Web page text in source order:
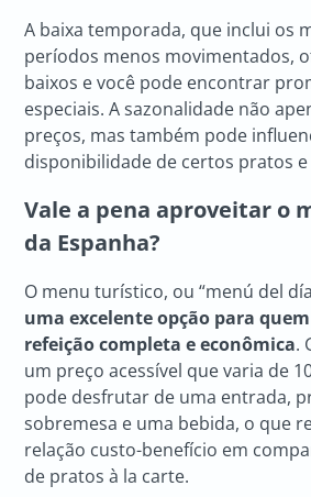
A baixa temporada, que inclui os
períodos menos movimentados,
baixos e você pode encontrar
especiais. A sazonalidade não
preços, mas também pode
disponibilidade de certos pratos
Vale a pena aproveitar o
da Espanha?
O menu turístico, ou “menú del
uma excelente opção para
refeição completa e econômica.
um preço acessível que varia de
pode desfrutar de uma entrada,
sobremesa e uma bebida, o que
relação custo-benefício em
de pratos à la carte.